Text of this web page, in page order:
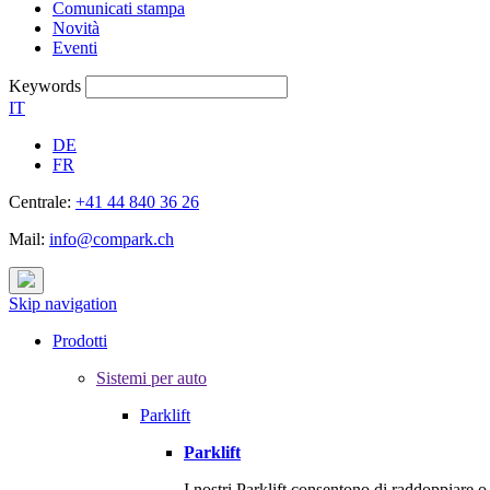
Comunicati stampa
Novità
Eventi
Keywords
IT
DE
FR
Centrale: +41 44 840 36 26
Mail: info@compark.ch
Skip navigation
Prodotti
Sistemi per auto
Parklift
Parklift